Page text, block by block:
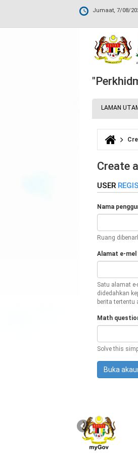
Jumaat, 7/08/
LAMAN
Anda di
Create
USER
Nama
Ruang
Alamat e-mel
Satu alamat
didedahkan
berita tertentu
Math
Solve this